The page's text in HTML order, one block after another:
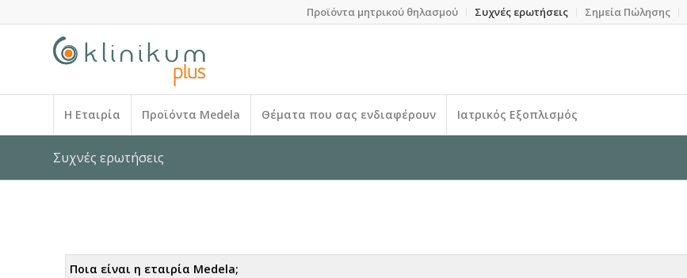
Προϊόντα μητρικού θηλασμού Συχνές ερωτήσεις Σημεία Πώλησης
Η Εταιρία Προϊόντα Medela Θέματα που σας ενδιαφέρουν Ιατρικός Εξοπλισμός
Συχνές ερωτήσεις
Ποια είναι η εταιρία Medela;